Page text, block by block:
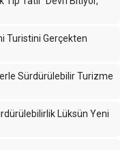
Turistini Gerçekten
Sürdürülebilir Turizme
Lüksün Yeni